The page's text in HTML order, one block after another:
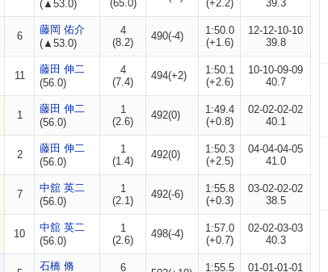
(▲53.0)
(65.0)
(+2.2)
39.3
6
藤岡 佑介
(▲53.0)
4
(8.2)
490(-4)
1:50.0
(+1.6)
12-12-10-10
39.8
11
藤田 伸二
(56.0)
4
(7.4)
494(+2)
1:50.1
(+2.6)
10-10-09-09
40.7
1
藤田 伸二
(56.0)
1
(2.6)
492(0)
1:49.4
(+0.8)
02-02-02-02
40.1
2
藤田 伸二
(56.0)
1
(1.4)
492(0)
1:50.3
(+2.5)
04-04-04-05
41.0
7
中舘 英二
(56.0)
1
(2.1)
492(-6)
1:55.8
(+0.3)
03-02-02-02
38.5
10
中舘 英二
(56.0)
1
(2.6)
498(-4)
1:57.0
(+0.7)
02-02-03-03
40.3
石橋 脩
6
1:55.5
01-01-01-01